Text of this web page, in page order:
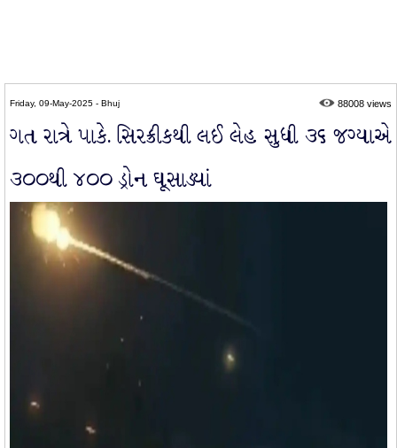
Friday, 09-May-2025 - Bhuj 88008 views
ગત રાત્રે પાકે. સિરક્રીકથી લઈ લેહ સુધી ૩૬ જગ્યાએ
૩૦૦થી ૪૦૦ ડ્રોન ઘૂસાડ્યાં